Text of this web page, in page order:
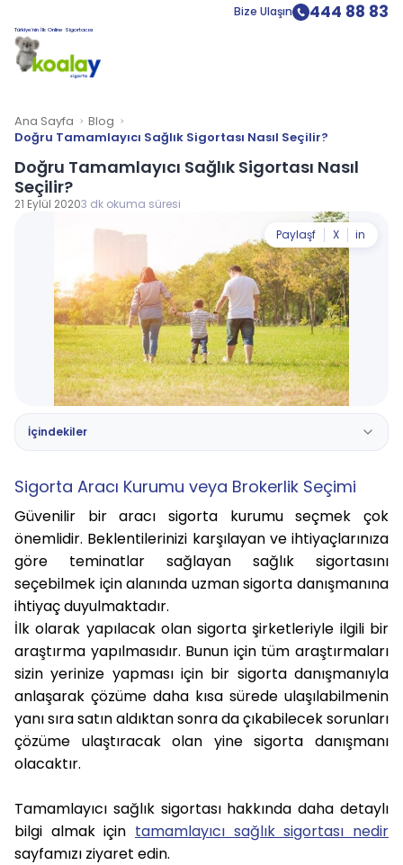
Bize Ulaşın 444 88 83
Türkiye’nin İlk Online Sigortacısı
Ana Sayfa
Blog
Doğru Tamamlayıcı Sağlık Sigortası Nasıl Seçilir?
Doğru Tamamlayıcı Sağlık Sigortası Nasıl
Seçilir?
21 Eylül 20203 dk okuma süresi
Paylaşf X in
İçindekiler
Sigorta Aracı Kurumu veya Brokerlik Seçimi
Güvenilir bir aracı sigorta kurumu seçmek çok
önemlidir. Beklentilerinizi karşılayan ve ihtiyaçlarınıza
göre teminatlar sağlayan sağlık sigortasını
seçebilmek için alanında uzman sigorta danışmanına
ihtiyaç duyulmaktadır.
İlk olarak yapılacak olan sigorta şirketleriyle ilgili bir
araştırma yapılmasıdır. Bunun için tüm araştırmaları
sizin yerinize yapması için bir sigorta danışmanıyla
anlaşarak çözüme daha kısa sürede ulaşılabilmenin
yanı sıra satın aldıktan sonra da çıkabilecek sorunları
çözüme ulaştıracak olan yine sigorta danışmanı
olacaktır.
Tamamlayıcı sağlık sigortası hakkında daha detaylı
bilgi almak için tamamlayıcı sağlık sigortası nedir
sayfamızı ziyaret edin.